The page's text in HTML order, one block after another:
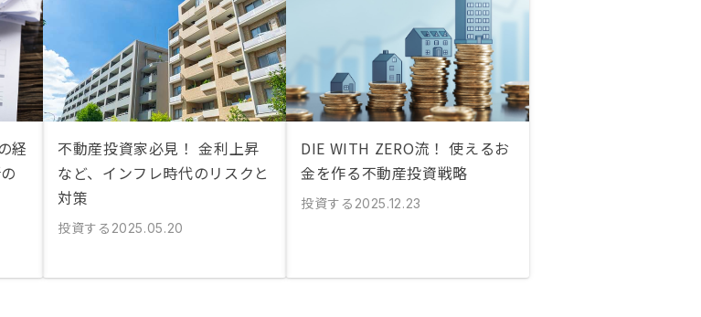
るとよいかと感じました。 ・事業
面①：保証プラン付き1棟モノの販
売などバリエーションを増やしてほ
しい。積極的に検討したい。 ・事
業面②：1千万前半などの物件も積
極的に仕入れて紹介してほしい。積
経
不動産投資家必見！ 金利上昇
など、インフレ時代のリスクと
対策
投資する 2025.05.20
DIE WITH ZERO流！ 使えるお
金を作る不動産投資戦略
投資する 2025.12.23